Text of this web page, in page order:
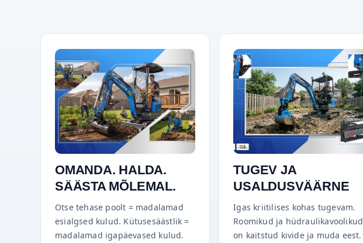
OMANDA. HALDA.
SÄÄSTA MÕLEMAL.
Otse tehase poolt = madalamad
esialgsed kulud. Kütusesäästlik =
madalamad igapäevased kulud.
TUGEV JA
USALDUSVÄÄRNE
Igas kriitilises kohas tugevam.
Roomikud ja hüdraulikavoolikud
on kaitstud kivide ja muda eest.